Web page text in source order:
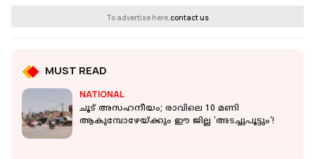
To advertise here,contact us
MUST READ
NATIONAL
ചൂട് അസഹനീയം; രാവിലെ 10 മണി
ആകുമ്പോഴേയ്ക്കും ഈ ജില്ല 'അടച്ചുപൂട്ടും'!